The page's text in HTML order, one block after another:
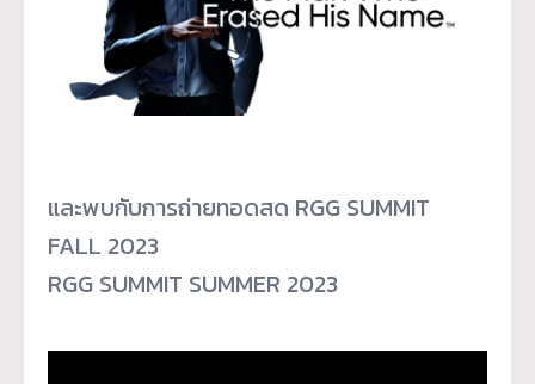
และพบกับการถ่ายทอดสด RGG SUMMIT
FALL 2023
RGG SUMMIT SUMMER 2023